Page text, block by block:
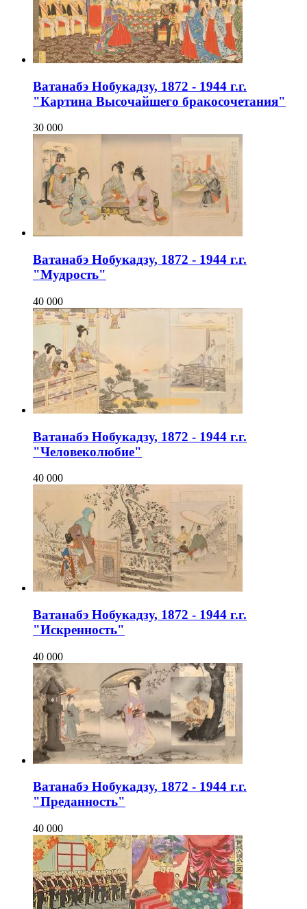
Ватанабэ Нобукадзу, 1872 - 1944 г.г.
"Картина Высочайшего бракосочетания"
30 000
Ватанабэ Нобукадзу, 1872 - 1944 г.г.
"Мудрость"
40 000
Ватанабэ Нобукадзу, 1872 - 1944 г.г.
"Человеколюбие"
40 000
Ватанабэ Нобукадзу, 1872 - 1944 г.г.
"Искренность"
40 000
Ватанабэ Нобукадзу, 1872 - 1944 г.г.
"Преданность"
40 000